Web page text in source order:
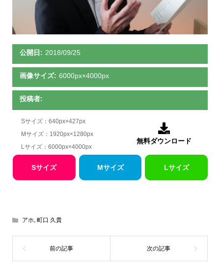
公開日: 2018/09/25
画像サイズ: 6000px×4000px
投稿者:
Sサイズ：640px×427px
Mサイズ：1920px×1280px
Lサイズ：6000px×4000px

無料ダウンロード
Sサイズ Mサイズ Lサイズ
アホ, 町口 久貴